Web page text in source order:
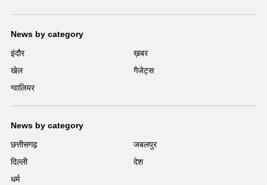
News by category
इंदौर
ख़बर
खेल
गैजेट्स
ग्वालियर
News by category
छत्तीसगढ़
जबलपुर
दिल्ली
देश
धर्म